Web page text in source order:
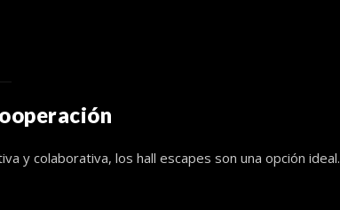
y colaborativa, los hall escapes son una opción ideal.